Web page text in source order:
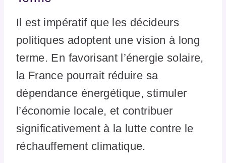
Il est impératif que les décideurs
politiques adoptent une vision à long
terme. En favorisant l’énergie solaire,
la France pourrait réduire sa
dépendance énergétique, stimuler
l’économie locale, et contribuer
significativement à la lutte contre le
réchauffement climatique.